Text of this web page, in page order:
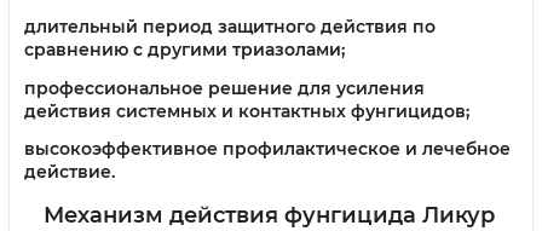
длительный период защитного действия по
сравнению с другими триазолами;
профессиональное решение для усиления
действия системных и контактных фунгицидов;
высокоэффективное профилактическое и лечебное
действие.
Механизм действия фунгицида Ликур